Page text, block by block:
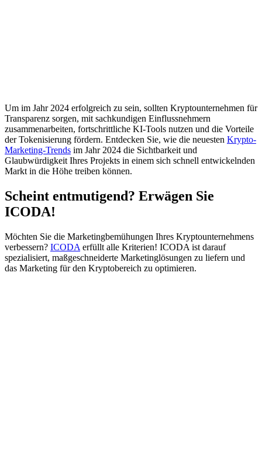
Um im Jahr 2024 erfolgreich zu sein, sollten Kryptounternehmen für
Transparenz sorgen, mit sachkundigen Einflussnehmern
zusammenarbeiten, fortschrittliche KI-Tools nutzen und die Vorteile
der Tokenisierung fördern. Entdecken Sie, wie die neuesten Krypto-
Marketing-Trends im Jahr 2024 die Sichtbarkeit und
Glaubwürdigkeit Ihres Projekts in einem sich schnell entwickelnden
Markt in die Höhe treiben können.
Scheint entmutigend? Erwägen Sie
ICODA!
Möchten Sie die Marketingbemühungen Ihres Kryptounternehmens
verbessern? ICODA erfüllt alle Kriterien! ICODA ist darauf
spezialisiert, maßgeschneiderte Marketinglösungen zu liefern und
das Marketing für den Kryptobereich zu optimieren.